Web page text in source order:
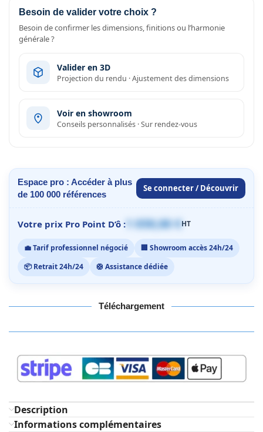
Besoin de valider votre choix ?
Besoin de confirmer les dimensions, finitions ou l’harmonie
générale ?
Valider en 3D
Projection du rendu · Ajustement des dimensions
Voir en showroom
Conseils personnalisés · Sur rendez-vous
Espace pro : Accéder à plus
de 100 000 références
Se connecter / Découvrir
Votre prix Pro Point D’ô : 1 059,00 €HT
💼 Tarif professionnel négocié
🏢 Showroom accès 24h/24
📦 Retrait 24h/24
🛟 Assistance dédiée
Téléchargement
Description
Informations complémentaires